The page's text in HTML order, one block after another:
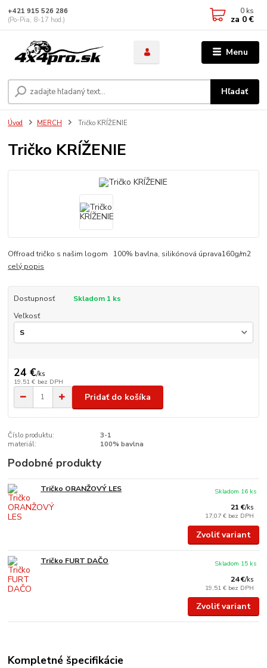
Menu
Hľadať
+421 915 526 286
(Po-Pia, 8-17 hod.)
0 ks
za 0 €
Úvod MERCH Tričko KRÍŽENIE
Tričko KRÍŽENIE
Offroad tričko s našim logom 100% bavlna, silikónová úprava160g/m2
celý popis
Dostupnosť
Skladom 1 ks
Veľkosť
24 €/ks
19,51 € bez DPH
Pridať do košíka
Číslo produktu:
3-1
materiál:
100% bavlna
Podobné produkty
Tričko ORANŽOVÝ LES
21 €/ks
17,07 € bez DPH
Skladom 16 ks
Zvoliť variant
Tričko FURT DAČO
24 €/ks
19,51 € bez DPH
Skladom 15 ks
Zvoliť variant
Kompletné špecifikácie